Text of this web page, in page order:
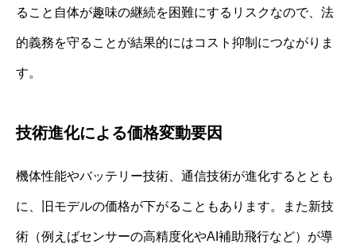
ること自体が趣味の継続を困難にするリスクなので、法
的義務を守ることが結果的にはコスト抑制につながりま
す。
技術進化による価格変動要因
機体性能やバッテリー技術、通信技術が進化するととも
に、旧モデルの価格が下がることもあります。また新技
術（例えばセンサーの高精度化やAI補助飛行など）が導